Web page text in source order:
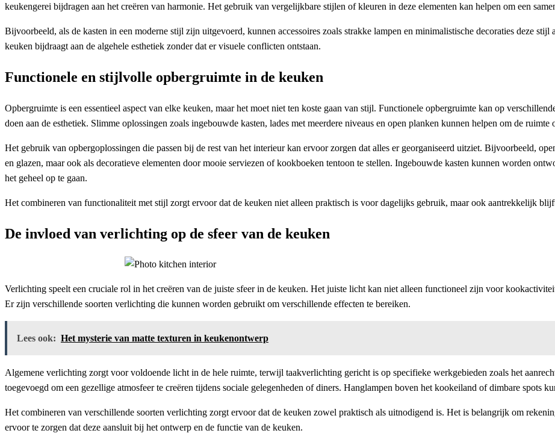
keukengerei bijdragen aan het creëren van harmonie. Het gebruik van vergelijkbare stijlen of kleuren in deze elementen kan helpen om een
Bijvoorbeeld, als de kasten in een moderne stijl zijn uitgevoerd, kunnen accessoires zoals strakke lampen en minimalistische decoraties deze
keuken bijdraagt aan de algehele esthetiek zonder dat er visuele conflicten ontstaan.
Functionele en stijlvolle opbergruimte in de keuken
Opbergruimte is een essentieel aspect van elke keuken, maar het moet niet ten koste gaan van stijl. Functionele opbergruimte kan op
doen aan de esthetiek. Slimme oplossingen zoals ingebouwde kasten, lades met meerdere niveaus en open planken kunnen helpen om de
Het gebruik van opbergoplossingen die passen bij de rest van het interieur kan ervoor zorgen dat alles er georganiseerd uitziet. Bijvoorbeeld,
en glazen, maar ook als decoratieve elementen door mooie serviezen of kookboeken tentoon te stellen. Ingebouwde kasten kunnen worden
het geheel op te gaan.
Het combineren van functionaliteit met stijl zorgt ervoor dat de keuken niet alleen praktisch is voor dagelijks gebruik, maar ook aantrekkelijk
De invloed van verlichting op de sfeer van de keuken
Verlichting speelt een cruciale rol in het creëren van de juiste sfeer in de keuken. Het juiste licht kan niet alleen functioneel zijn voor
Er zijn verschillende soorten verlichting die kunnen worden gebruikt om verschillende effecten te bereiken.
Lees ook: Het mysterie van matte texturen in keukenontwerp
Algemene verlichting zorgt voor voldoende licht in de hele ruimte, terwijl taakverlichting gericht is op specifieke werkgebieden zoals het
toegevoegd om een gezellige atmosfeer te creëren tijdens sociale gelegenheden of diners. Hanglampen boven het kookeiland of dimbare spots
Het combineren van verschillende soorten verlichting zorgt ervoor dat de keuken zowel praktisch als uitnodigend is. Het is belangrijk om
ervoor te zorgen dat deze aansluit bij het ontwerp en de functie van de keuken.